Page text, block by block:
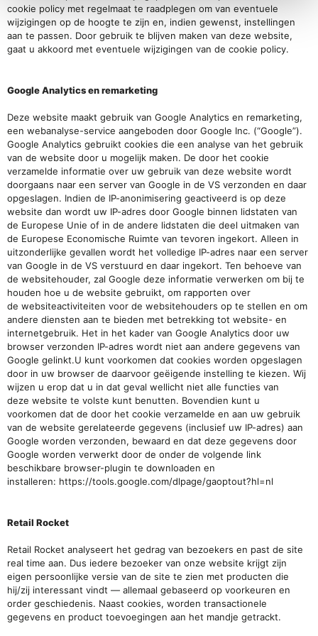
cookie policy met regelmaat te raadplegen om van eventuele
wijzigingen op de hoogte te zijn en, indien gewenst, instellingen
aan te passen. Door gebruik te blijven maken van deze website,
gaat u akkoord met eventuele wijzigingen van de cookie policy.
Google Analytics en remarketing
Deze website maakt gebruik van Google Analytics en remarketing,
een webanalyse-service aangeboden door Google Inc. (“Google”).
Google Analytics gebruikt cookies die een analyse van het gebruik
van de website door u mogelijk maken. De door het cookie
verzamelde informatie over uw gebruik van deze website wordt
doorgaans naar een server van Google in de VS verzonden en daar
opgeslagen. Indien de IP-anonimisering geactiveerd is op deze
website dan wordt uw IP-adres door Google binnen lidstaten van
de Europese Unie of in de andere lidstaten die deel uitmaken van
de Europese Economische Ruimte van tevoren ingekort. Alleen in
uitzonderlijke gevallen wordt het volledige IP-adres naar een server
van Google in de VS verstuurd en daar ingekort. Ten behoeve van
de websitehouder, zal Google deze informatie verwerken om bij te
houden hoe u de website gebruikt, om rapporten over
de websiteactiviteiten voor de websitehouders op te stellen en om
andere diensten aan te bieden met betrekking tot website- en
internetgebruik. Het in het kader van Google Analytics door uw
browser verzonden IP-adres wordt niet aan andere gegevens van
Google gelinkt.U kunt voorkomen dat cookies worden opgeslagen
door in uw browser de daarvoor geëigende instelling te kiezen. Wij
wijzen u erop dat u in dat geval wellicht niet alle functies van
deze website te volste kunt benutten. Bovendien kunt u
voorkomen dat de door het cookie verzamelde en aan uw gebruik
van de website gerelateerde gegevens (inclusief uw IP-adres) aan
Google worden verzonden, bewaard en dat deze gegevens door
Google worden verwerkt door de onder de volgende link
beschikbare browser-plugin te downloaden en
installeren: https://tools.google.com/dlpage/gaoptout?hl=nl
Retail Rocket
Retail Rocket analyseert het gedrag van bezoekers en past de site
real time aan. Dus iedere bezoeker van onze website krijgt zijn
eigen persoonlijke versie van de site te zien met producten die
hij/zij interessant vindt — allemaal gebaseerd op voorkeuren en
order geschiedenis. Naast cookies, worden transactionele
gegevens en product toevoegingen aan het mandje getrackt.